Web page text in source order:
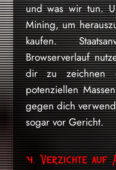
und was wir tun.
Mining, um
kaufen.
Browserverlauf
dir zu zeichnen
potenziellen
gegen dich
sogar vor Gericht.
4. Verzichte auf